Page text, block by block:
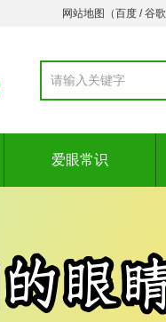
网站地图（百度 /谷歌
爱眼常识